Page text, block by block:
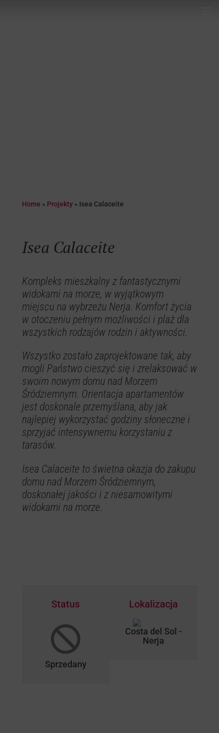
Home » Projekty» Isea Calaceite
Isea Calaceite
Kompleks mieszkalny z fantastycznymi
widokami na morze, w wyjątkowym
miejscu na wybrzeżu Nerja. Komfort życia
w otoczeniu pełnym możliwości i plaż dla
wszystkich rodzajów rodzin i aktywności.
Wszystko zostało zaprojektowane tak, aby
mogli Państwo cieszyć się i zrelaksować w
swoim nowym domu nad Morzem
Śródziemnym. Orientacja apartamentów
jest doskonale przemyślana, aby jak
najlepiej wykorzystać godziny słoneczne i
sprzyjać intensywnemu korzystaniu z
tarasów.
Isea Calaceite to świetna okazja do zakupu
domu nad Morzem Śródziemnym,
doskonałej jakości i z niesamowitymi
widokami na morze.
Status
Sprzedany
Lokalizacja
Costa del Sol -
Nerja